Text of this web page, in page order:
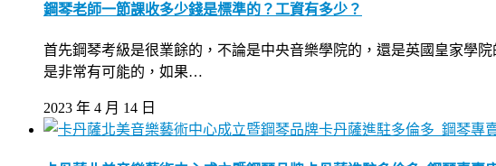
鋼琴老師一節課收多少錢是標準的？工資有多少？
首先鋼琴考級是很業餘的，不論是中央音樂學院的，還是英國皇家學
是非常有可能的，如果…
2023 年 4 月 14 日